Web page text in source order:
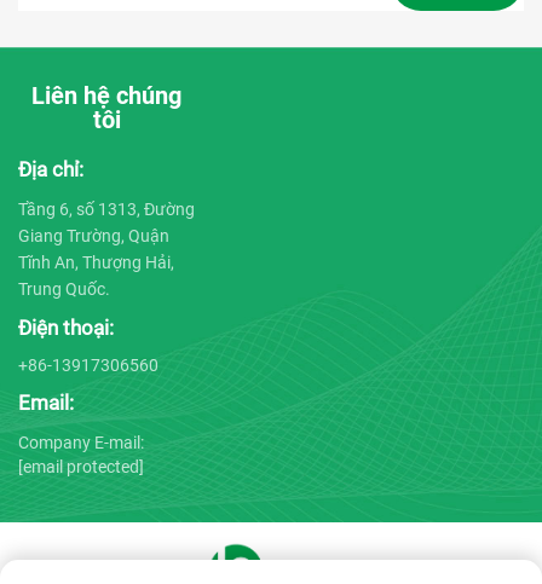
Liên hệ chúng
tôi
Địa chỉ:
Tầng 6, số 1313, Đường
Giang Trường, Quận
Tĩnh An, Thượng Hải,
Trung Quốc.
Điện thoại:
+86-13917306560
Email:
Company E-mail:
[email protected]